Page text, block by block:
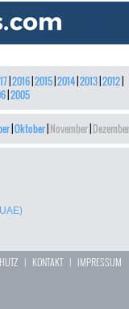
| 2016| 2015| 2014| 2013| 2012|
| 2005
Oktober November Dezember
| KONTAKT| IMPRESSUM